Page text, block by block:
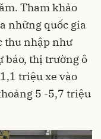
Tham khảo
những quốc gia
thu nhập như
báo, thị trường ô
triệu xe vào
5 -5,7 triệu